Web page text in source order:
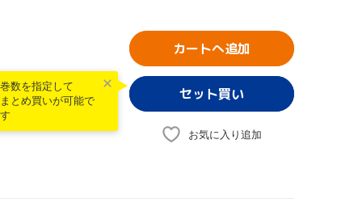
カートへ追加
巻数を指定して
まとめ買いが可能で
す
お気に入り追加